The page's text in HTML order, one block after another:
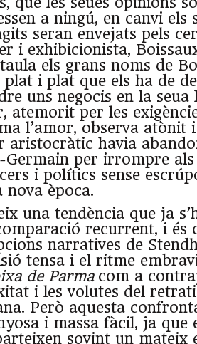
a ningú, en canvi els
seran envejats pels
i exhibicionista,
els grans noms de
plat i plat que els ha de
uns negocis en la seua
atemorit per les
l’amor, observa atònit
aristocràtic havia
Germain per irrompre als
i polítics sense
nova època.
una tendència que ja
recurrent, i és
narratives de
tensa i el ritme
de Parmacom a
i les volutes del
Però aquesta
i massa fàcil, ja que
sovint un mateix